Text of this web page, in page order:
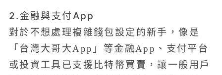
2.金融與支付App
對於不想處理複雜錢包設定的新手，像是
「台灣大哥大App」等金融App、支付平台
或投資工具已支援比特幣買賣，讓一般用戶